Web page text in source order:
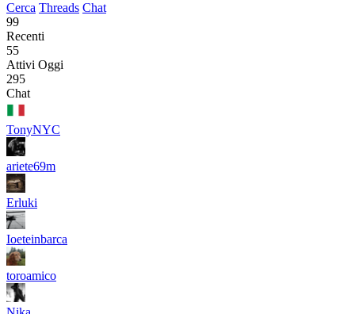
Cerca Threads Chat
99
Recenti
55
Attivi Oggi
295
Chat
TonyNYC
ariete69m
Erluki
Ioeteinbarca
toroamico